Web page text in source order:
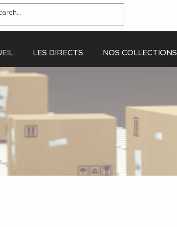
LES DIRECTS NOS COLLECTIONS